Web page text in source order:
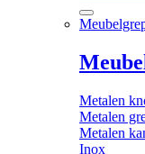
Metalen
Metalen
Metalen
Inox